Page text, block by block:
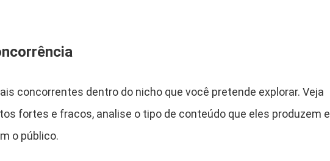
concorrentes dentro do nicho que você pretende explorar. Veja
fortes e fracos, analise o tipo de conteúdo que eles produzem e
o público.